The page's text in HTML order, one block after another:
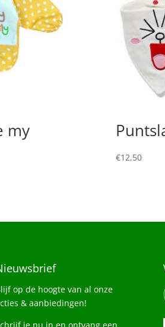
my
€12,50
op de hoogte van al onze
& aanbiedingen!